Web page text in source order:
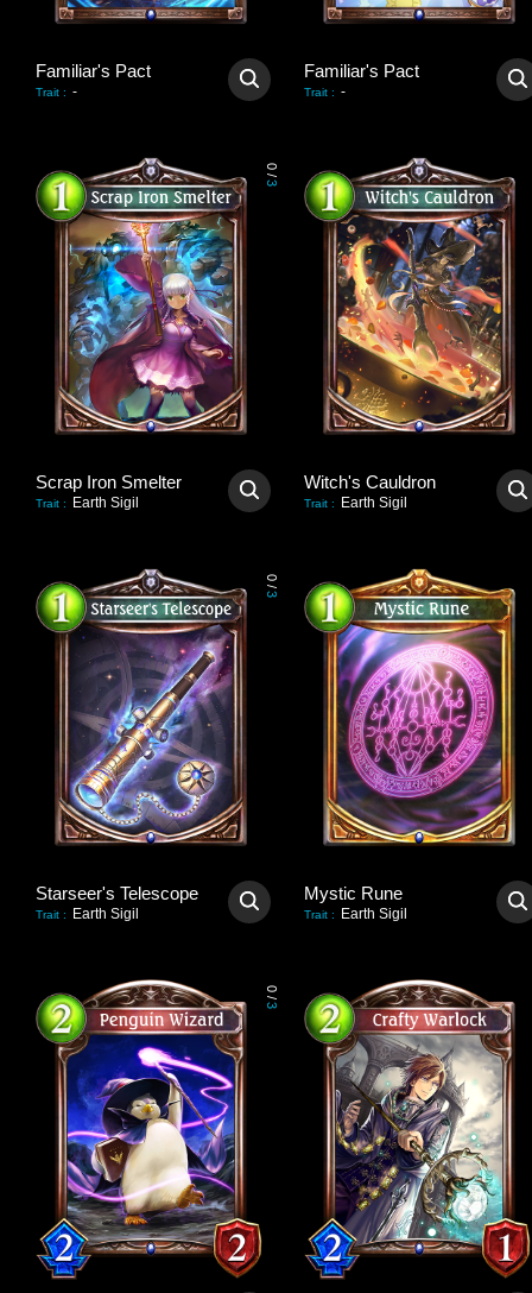
Familiar's Pact
Trait : -
Familiar's Pact
Trait : -
0
/
3
Scrap Iron Smelter
Trait : Earth Sigil
Witch's Cauldron
Trait : Earth Sigil
0
/
3
Starseer's Telescope
Trait : Earth Sigil
Mystic Rune
Trait : Earth Sigil
0
/
3